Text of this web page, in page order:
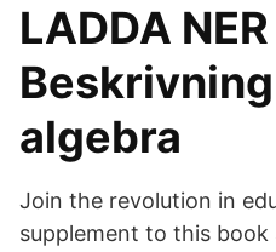
LADDA
algebra
Join the revolution in
supplement to this